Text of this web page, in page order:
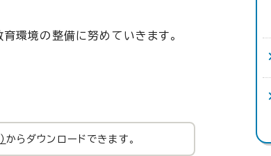
環境の整備に努めていきます。
からダウンロードできます。